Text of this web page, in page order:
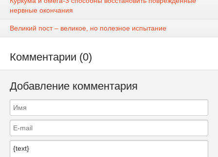
нервные окончания
Великий пост – великое, но полезное испытание
Комментарии (0)
Добавление комментария